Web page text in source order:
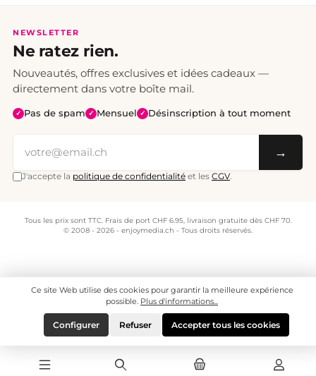
NEWSLETTER
Ne ratez rien.
Nouveautés, offres exclusives et idées cadeaux —
directement dans votre boîte mail.
✓ Pas de spam ✓ Mensuel ✓ Désinscription à tout moment
→
J'accepte la politique de confidentialité et les CGV.
Tous les prix sont TTC. Frais de port CHF 6.95, livraison gratuite dès CHF 70.
© 2008 - 2026 - enjoymedia.ch - Tous droits réservés.
Ce site Web utilise des cookies pour garantir la meilleure expérience
possible. Plus d'informations...
Refuser
Configurer Accepter tous les cookies